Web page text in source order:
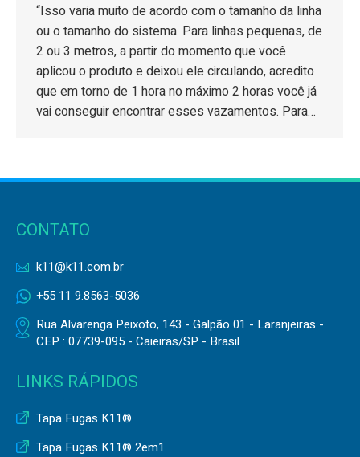
“Isso varia muito de acordo com o tamanho da linha
ou o tamanho do sistema. Para linhas pequenas, de
2 ou 3 metros, a partir do momento que você
aplicou o produto e deixou ele circulando, acredito
que em torno de 1 hora no máximo 2 horas você já
vai conseguir encontrar esses vazamentos. Para…
CONTATO
k11@k11.com.br
+55 11 9.8563-5036
Rua Alvarenga Peixoto, 143 - Galpão 01 - Laranjeiras -
CEP : 07739-095 - Caieiras/SP - Brasil
LINKS RÁPIDOS
Tapa Fugas K11®
Tapa Fugas K11® 2em1